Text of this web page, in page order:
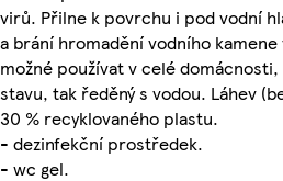
virů. Přilne k povrchu i pod vodní
a brání hromadění vodního
možné používat v celé
stavu, tak ředěný s vodou. Láhev
30 % recyklovaného plastu.
- dezinfekční prostředek.
- wc gel.